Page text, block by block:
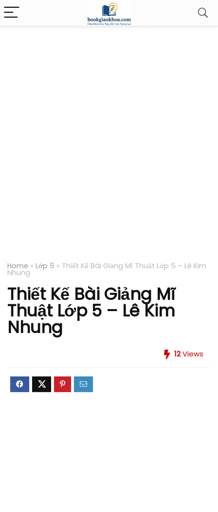
Home » Lớp 5 » Thiết Kế Bài Giảng Mĩ Thuật Lớp 5 – Lê Kim
Nhung
Thiết Kế Bài Giảng Mĩ
Thuật Lớp 5 – Lê Kim
Nhung
12Views